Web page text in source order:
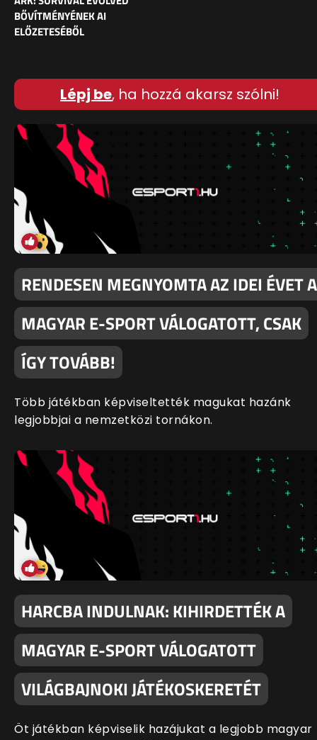
BŐVÍTMÉNYÉNEK AI
ELŐZETESÉBŐL
Lépj be, ha hozzá akarsz szólni!
RENDESEN MEGNYOMTA AZ IDEI ÉVET A
MAGYAR E-SPORT VÁLOGATOTT, CSAK
ÍGY TOVÁBB!
Több játékban képviseltették magukat hazánk
legjobbjai a nemzetközi tornákon.
HARCBA INDULNAK: KIHIRDETTÉK A
MAGYAR E-SPORT VÁLOGATOTT
VILÁGBAJNOKI JÁTÉKOSKERETÉT
Öt játékban képviselik hazájukat a legjobb magyar